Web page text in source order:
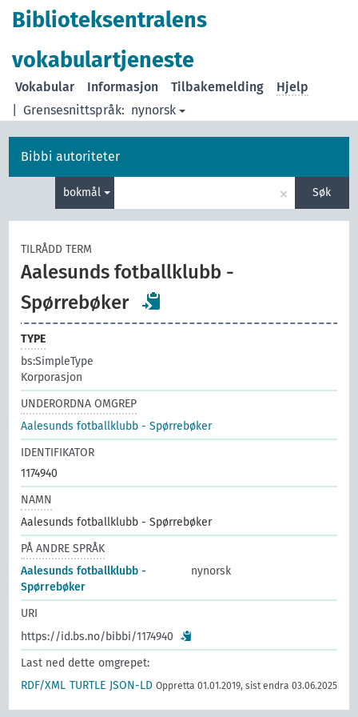
Biblioteksentralens
vokabulartjeneste
Grensesnittspråk: nynorsk
Vokabular Informasjon Tilbakemelding Hjelp
Bibbi autoriteter
bokmål × Søk
TILRÅDD TERM
Aalesunds fotballklubb -
Spørrebøker
TYPE
bs:SimpleType
Korporasjon
UNDERORDNA OMGREP
Aalesunds fotballklubb - Spørrebøker
IDENTIFIKATOR
1174940
NAMN
Aalesunds fotballklubb - Spørrebøker
PÅ ANDRE SPRÅK
Aalesunds fotballklubb -
Spørrebøker
nynorsk
URI
https://id.bs.no/bibbi/1174940
Last ned dette omgrepet:
RDF/XML TURTLE JSON-LD Oppretta 01.01.2019, sist endra 03.06.2025